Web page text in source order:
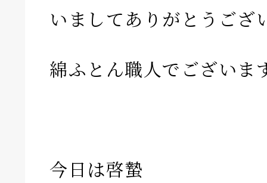
いましてありがとうござ
綿ふとん職人でございま
今日は啓蟄